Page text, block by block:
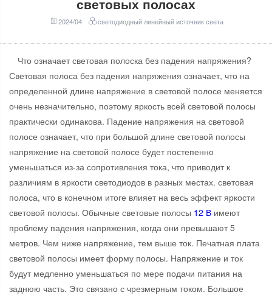
световых полосах
2024/04 светодиодный линейный источник света
Что означает световая полоска без падения напряжения?
Световая полоса без падения напряжения означает, что на
определенной длине напряжение в световой полосе меняется
очень незначительно, поэтому яркость всей световой полосы
практически одинакова. Падение напряжения на световой
полосе означает, что при большой длине световой полосы
напряжение на световой полосе будет постепенно
уменьшаться из-за сопротивления тока, что приводит к
различиям в яркости светодиодов в разных местах. световая
полоса, что в конечном итоге влияет на весь эффект яркости
световой полосы. Обычные световые полосы 12 В имеют
проблему падения напряжения, когда они превышают 5
метров. Чем ниже напряжение, тем выше ток. Печатная плата
световой полосы имеет форму полосы. Напряжение и ток
будут медленно уменьшаться по мере подачи питания на
заднюю часть. Это связано с чрезмерным током. Большое